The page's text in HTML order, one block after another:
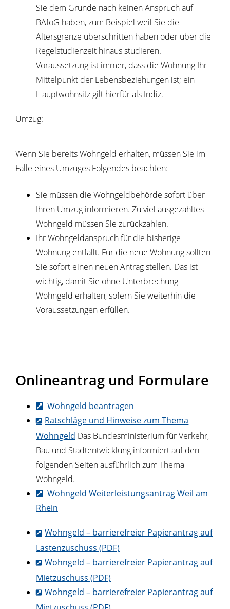
Sie dem Grunde nach keinen Anspruch auf
BAföG haben, zum Beispiel weil Sie die
Altersgrenze überschritten haben oder über die
Regelstudienzeit hinaus studieren.
Voraussetzung ist immer, dass die Wohnung Ihr
Mittelpunkt der Lebensbeziehungen ist; ein
Hauptwohnsitz gilt hierfür als Indiz.
Umzug:
Wenn Sie bereits Wohngeld erhalten, müssen Sie im
Falle eines Umzuges Folgendes beachten:
Sie müssen die Wohngeldbehörde sofort über
Ihren Umzug informieren. Zu viel ausgezahltes
Wohngeld müssen Sie zurückzahlen.
Ihr Wohngeldanspruch für die bisherige
Wohnung entfällt. Für die neue Wohnung sollten
Sie sofort einen neuen Antrag stellen. Das ist
wichtig, damit Sie ohne Unterbrechung
Wohngeld erhalten, sofern Sie weiterhin die
Voraussetzungen erfüllen.
Onlineantrag und Formulare
Wohngeld beantragen
Ratschläge und Hinweise zum Thema
Wohngeld Das Bundesministerium für Verkehr,
Bau und Stadtentwicklung informiert auf den
folgenden Seiten ausführlich zum Thema
Wohngeld.
Wohngeld Weiterleistungsantrag Weil am
Rhein
Wohngeld – barrierefreier Papierantrag auf
Lastenzuschuss (PDF)
Wohngeld – barrierefreier Papierantrag auf
Mietzuschuss (PDF)
Wohngeld – barrierefreier Papierantrag auf